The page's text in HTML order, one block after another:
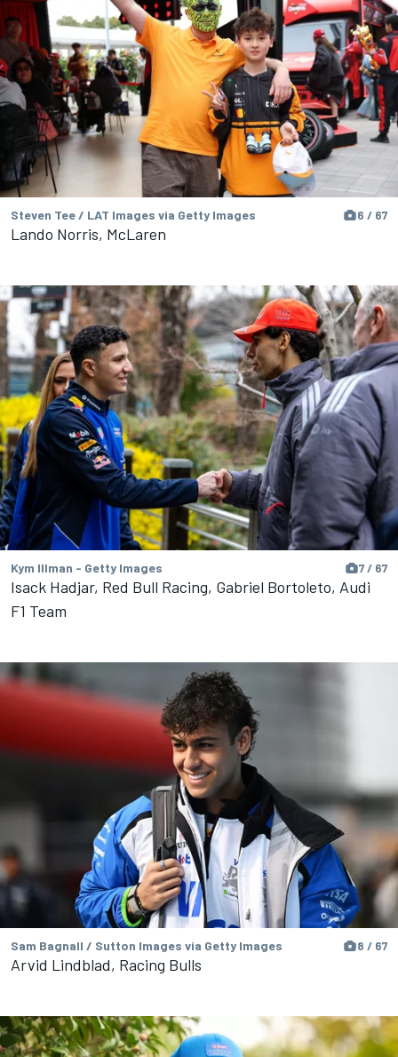
Steven Tee / LAT Images via Getty Images 6 / 67
Lando Norris, McLaren
Kym Illman - Getty Images 7 / 67
Isack Hadjar, Red Bull Racing, Gabriel Bortoleto, Audi
F1 Team
Sam Bagnall / Sutton Images via Getty Images 8 / 67
Arvid Lindblad, Racing Bulls